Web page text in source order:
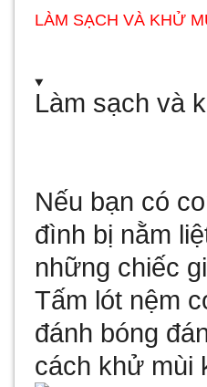
LÀM SẠCH VÀ KHỬ
Làm sạch và
Nếu bạn có
đình bị nằm
những chiếc
Tấm lót nệm
đánh bóng đá
cách khử mùi